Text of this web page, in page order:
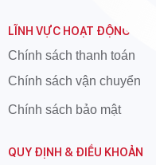
LĨNH VỰC HOẠT ĐỘNG
Chính sách thanh toán
Chính sách vận chuyển
Chính sách bảo mật
QUY ĐỊNH & ĐIỀU KHOẢN